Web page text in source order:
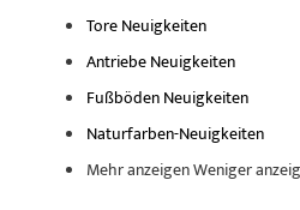
Tore Neuigkeiten
Antriebe Neuigkeiten
Fußböden Neuigkeiten
Naturfarben-Neuigkeiten
Mehr anzeigenWeniger